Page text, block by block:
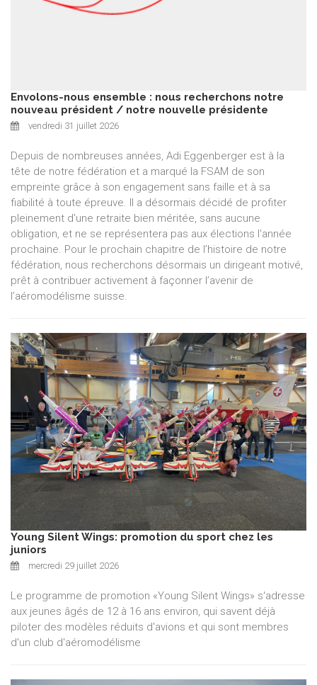
Envolons-nous ensemble : nous recherchons notre
nouveau président / notre nouvelle présidente
vendredi 31 juillet 2026
Depuis de nombreuses années, Adi Eggenberger est à la
tête de notre fédération et a marqué la FSAM de son
empreinte grâce à son engagement sans faille et à sa
fiabilité à toute épreuve. Il a désormais décidé de profiter
pleinement d'une retraite bien méritée, sans aucune
obligation, et ne se représentera pas aux élections l'année
prochaine. Pour le prochain chapitre de l’histoire de notre
fédération, nous recherchons désormais un dirigeant motivé,
prêt à contribuer activement à façonner l’avenir de
l’aéromodélisme suisse.
Young Silent Wings: promotion du sport chez les
juniors
mercredi 29 juillet 2026
Le programme de promotion «Young Silent Wings» s'adresse
aux jeunes âgés de 12 à 16 ans environ, qui savent déjà
piloter des modèles réduits d'avions et qui sont membres
d'un club d'aéromodélisme